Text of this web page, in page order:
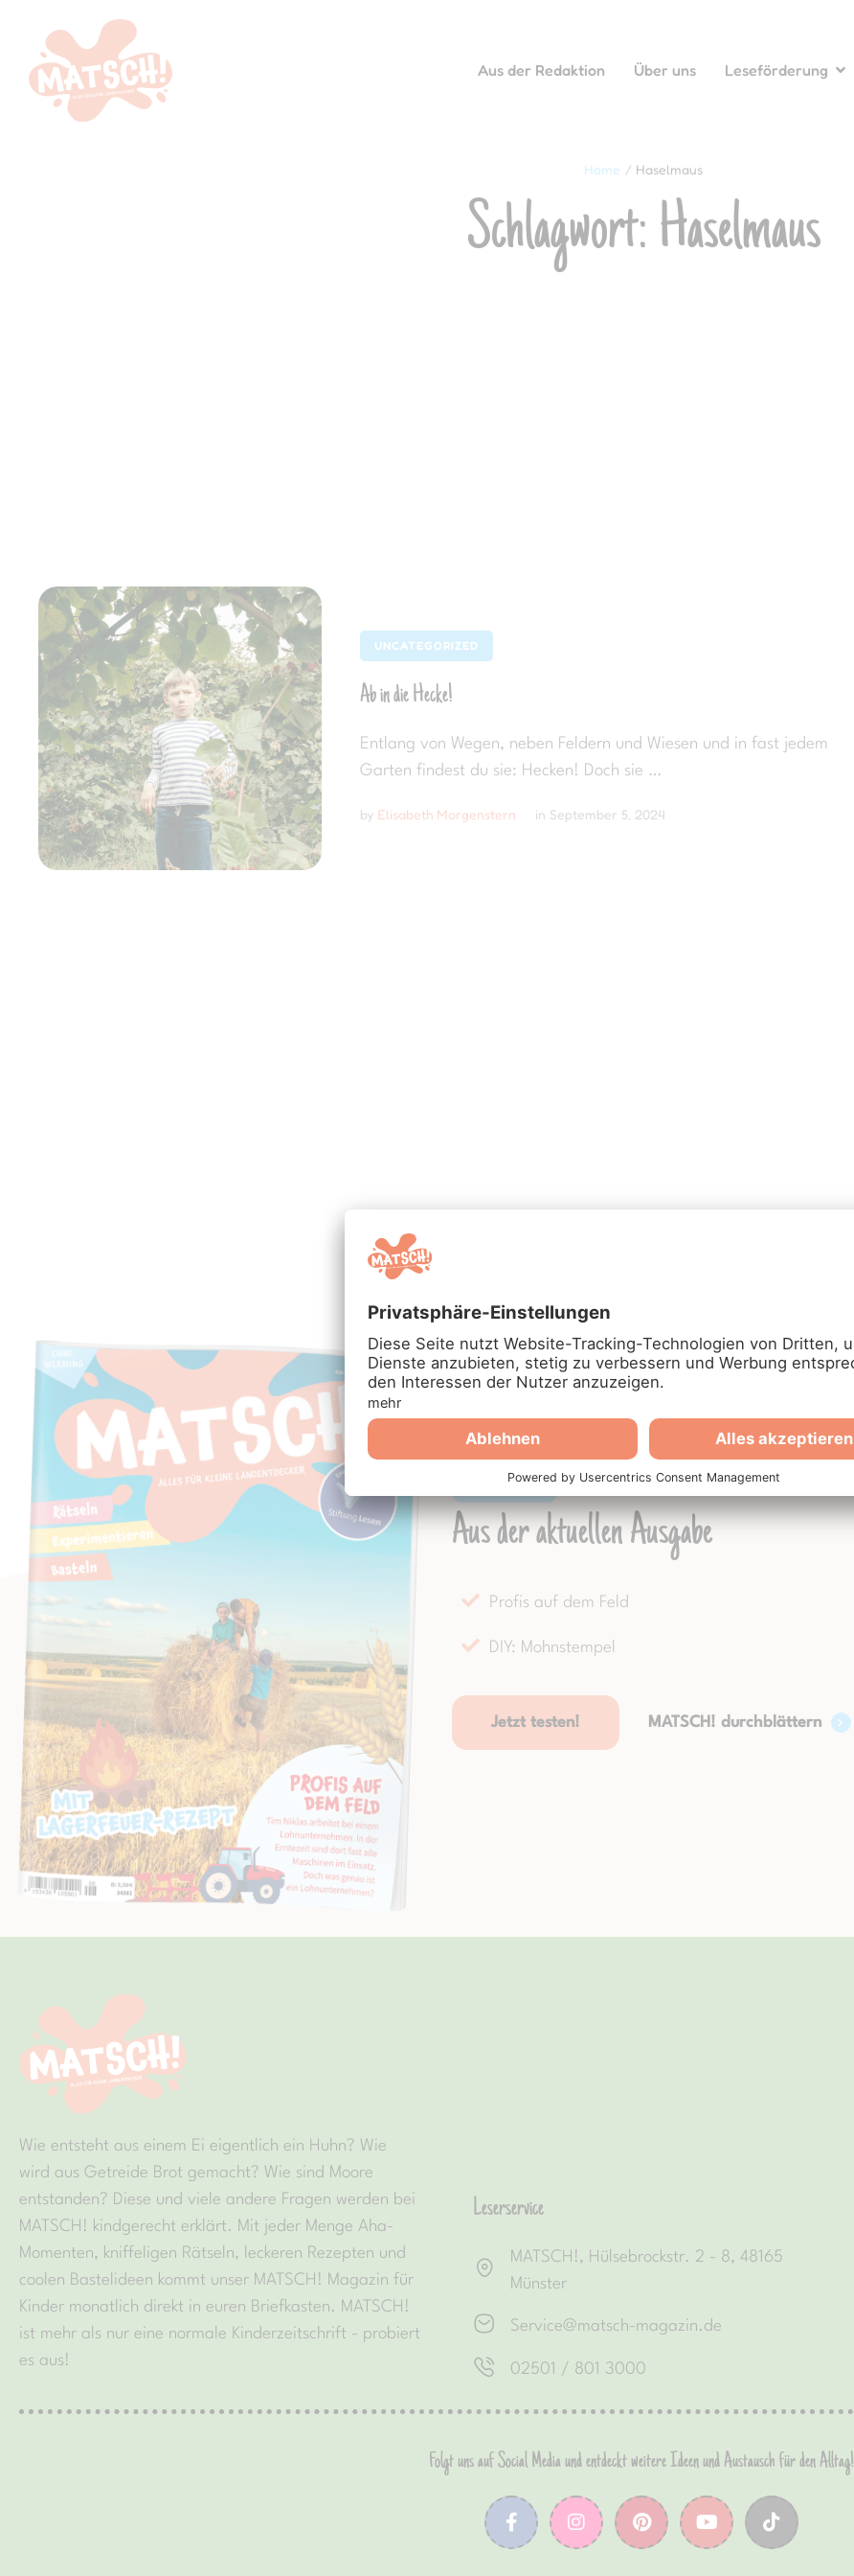
Aus der Redaktion Über uns Leseförderung
Home / Haselmaus
Schlagwort: Haselmaus
UNCATEGORIZED
Ab in die Hecke!
Entlang von Wegen, neben Feldern und Wiesen und in fast jedem
Garten findest du sie: Hecken! Doch sie …
by Elisabeth Morgenstern in September 5, 2024
Aus der aktuellen Ausgabe
Profis auf dem Feld
DIY: Mohnstempel
Jetzt testen! MATSCH! durchblättern
Wie entsteht aus einem Ei eigentlich ein Huhn? Wie
wird aus Getreide Brot gemacht? Wie sind Moore
entstanden? Diese und viele andere Fragen werden bei
MATSCH! kindgerecht erklärt. Mit jeder Menge Aha-
Momenten, kniffeligen Rätseln, leckeren Rezepten und
coolen Bastelideen kommt unser MATSCH! Magazin für
Kinder monatlich direkt in euren Briefkasten. MATSCH!
ist mehr als nur eine normale Kinderzeitschrift - probiert
es aus!
Leserservice
MATSCH!, Hülsebrockstr. 2 - 8, 48165
Münster
Service@matsch-magazin.de
02501 / 801 3000
Folgt uns auf Social Media und entdeckt weitere Ideen und Austausch für den Alltag!